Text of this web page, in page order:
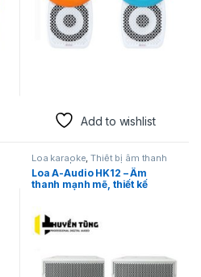
Add to wishlist
Loa karaoke,Thiết bị âm thanh
karaoke | KTV
Loa A-Audio HK12 – Âm
thanh mạnh mẽ, thiết kế